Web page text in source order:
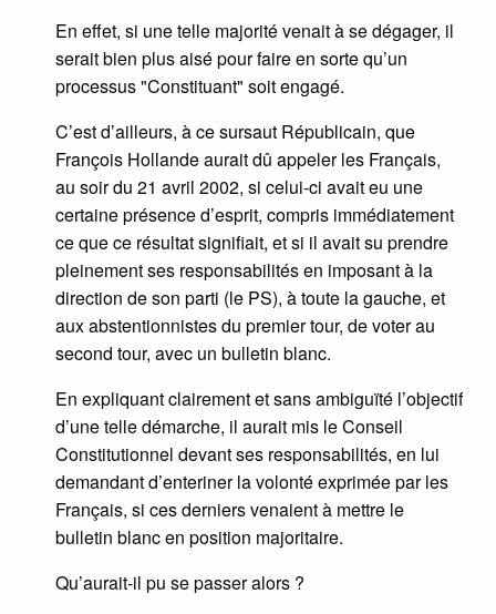
En effet, si une telle majorité venait à se dégager, il
serait bien plus aisé pour faire en sorte qu’un
processus "Constituant" soit engagé.
C’est d’ailleurs, à ce sursaut Républicain, que
François Hollande aurait dû appeler les Français,
au soir du 21 avril 2002, si celui-ci avait eu une
certaine présence d’esprit, compris immédiatement
ce que ce résultat signifiait, et si il avait su prendre
pleinement ses responsabilités en imposant à la
direction de son parti (le PS), à toute la gauche, et
aux abstentionnistes du premier tour, de voter au
second tour, avec un bulletin blanc.
En expliquant clairement et sans ambiguïté l’objectif
d’une telle démarche, il aurait mis le Conseil
Constitutionnel devant ses responsabilités, en lui
demandant d’enteriner la volonté exprimée par les
Français, si ces derniers venaient à mettre le
bulletin blanc en position majoritaire.
Qu’aurait-il pu se passer alors ?